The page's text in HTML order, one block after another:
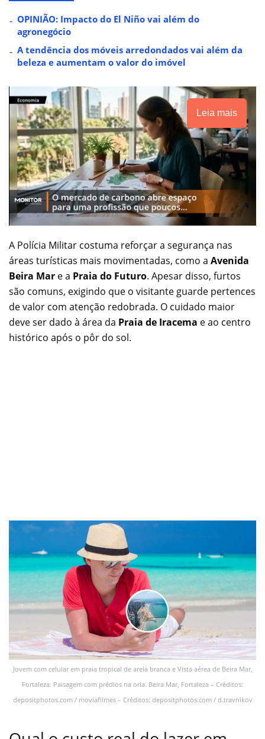
OPINIÃO: Impacto do El Niño vai além do
agronegócio
A tendência dos móveis arredondados vai além da
beleza e aumentam o valor do imóvel
Leia mais
A Polícia Militar costuma reforçar a segurança nas
áreas turísticas mais movimentadas, como a Avenida
Beira Mar e a Praia do Futuro. Apesar disso, furtos
são comuns, exigindo que o visitante guarde pertences
de valor com atenção redobrada. O cuidado maior
deve ser dado à área da Praia de Iracema e ao centro
histórico após o pôr do sol.
Jovem com celular em praia tropical de areia branca e Vista aérea de Beira Mar,
Fortaleza. Paisagem com prédios na orla. Beira Mar, Fortaleza – Créditos:
depositphotos.com / moviafilmes – Créditos: depositphotos.com / d.travnikov